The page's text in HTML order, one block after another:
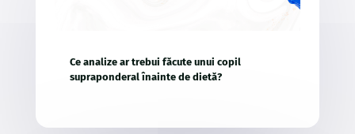
Ce analize ar trebui făcute unui copil
supraponderal înainte de dietă?